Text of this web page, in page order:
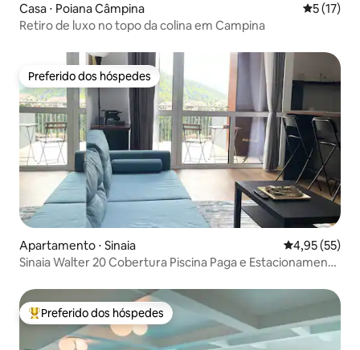
Casa ⋅ Poiana Câmpina 5 de uma
5 (17)
Retiro de luxo no topo da colina em Campina
Preferido dos hóspedes
Preferido dos hóspedes
Apartamento ⋅ Sinaia 4,95 de uma
4,95 (55)
Sinaia Walter 20 Cobertura Piscina Paga e Estacionamento
Entre os melhores preferidos dos hóspedes
Preferido dos hóspedes